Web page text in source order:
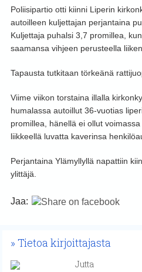
Poliisipartio otti kiinni Liperin
autoilleen kuljettajan perjantaina
Kuljettaja puhalsi 3,7 promillea,
saamansa vihjeen perusteella
Tapausta tutkitaan törkeänä
Viime viikon torstaina illalla
humalassa autoillut 36-vuotias
promillea, hänellä ei ollut
liikkeellä luvatta kaverinsa
Perjantaina Ylämyllyllä napattiin
ylittäjä.
Jaa:
Tietoa kirjoittajasta
Jutta